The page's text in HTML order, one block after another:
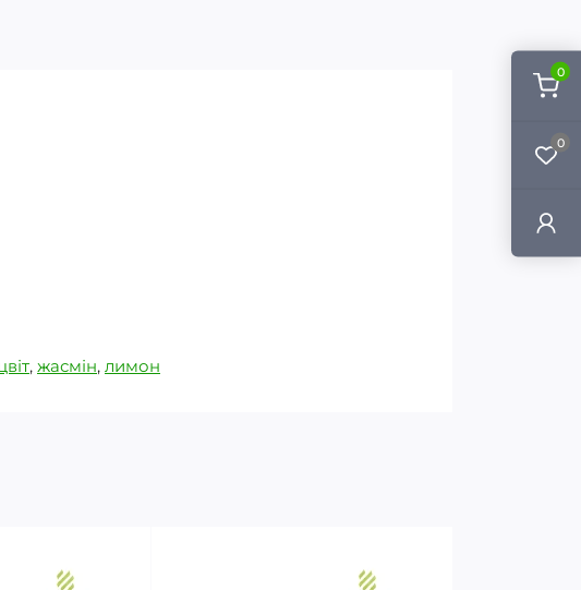
0
0
, жасмін, лимон